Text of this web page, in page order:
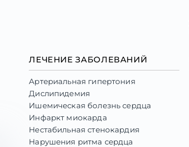
ЛЕЧЕНИЕ ЗАБОЛЕВАНИЙ
Артериальная гипертония
Дислипидемия
Ишемическая болезнь сердца
Инфаркт миокарда
Нестабильная стенокардия
Нарушения ритма сердца